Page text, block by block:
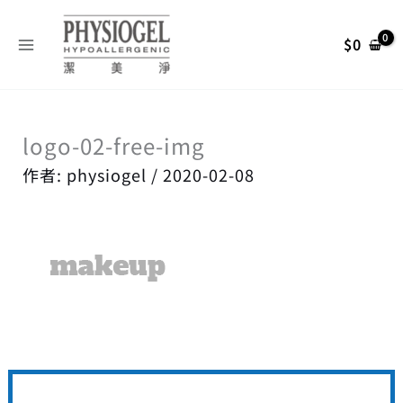
$0
logo-02-free-img
作者: physiogel / 2020-02-08
尋